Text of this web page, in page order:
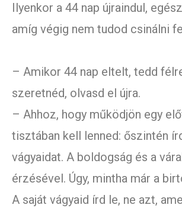
Ilyenkor a 44 nap újraindul,
amíg végig nem tudod csinálni
– Amikor 44 nap eltelt, tedd
szeretnéd, olvasd el újra.
– Ahhoz, hogy működjön egy
tisztában kell lenned: őszintén
vágyaidat. A boldogság és a
érzésével. Úgy, mintha már a
A saját vágyaid írd le, ne azt,